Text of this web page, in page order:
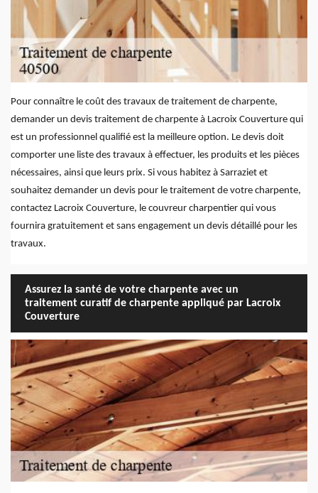
Pour connaître le coût des travaux de traitement de charpente,
demander un devis traitement de charpente à Lacroix Couverture qui
est un professionnel qualifié est la meilleure option. Le devis doit
comporter une liste des travaux à effectuer, les produits et les pièces
nécessaires, ainsi que leurs prix. Si vous habitez à Sarraziet et
souhaitez demander un devis pour le traitement de votre charpente,
contactez Lacroix Couverture, le couvreur charpentier qui vous
fournira gratuitement et sans engagement un devis détaillé pour les
travaux.
Assurez la santé de votre charpente avec un
traitement curatif de charpente appliqué par Lacroix
Couverture